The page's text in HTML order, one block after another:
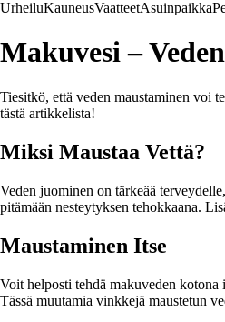
UrheiluKauneusVaatteetAsuinpaikka
Makuvesi –
Tiesitkö, että veden maustaminen voi
tästä artikkelista!
Miksi Maustaa Vettä?
Veden juominen on tärkeää
pitämään nesteytyksen tehokkaana.
Maustaminen Itse
Voit helposti tehdä makuveden
Tässä muutamia vinkkejä maustetun